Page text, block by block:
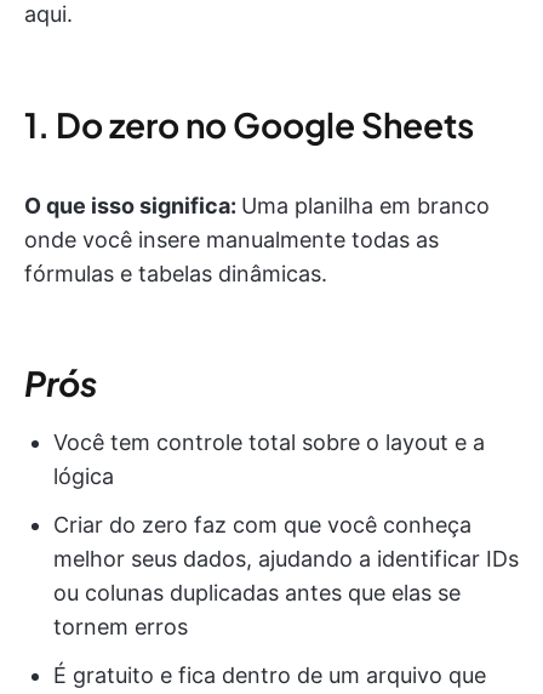
aqui.
1. Do zero no Google Sheets
O que isso significa: Uma planilha em branco
onde você insere manualmente todas as
fórmulas e tabelas dinâmicas.
Prós
Você tem controle total sobre o layout e a
lógica
Criar do zero faz com que você conheça
melhor seus dados, ajudando a identificar IDs
ou colunas duplicadas antes que elas se
tornem erros
É gratuito e fica dentro de um arquivo que